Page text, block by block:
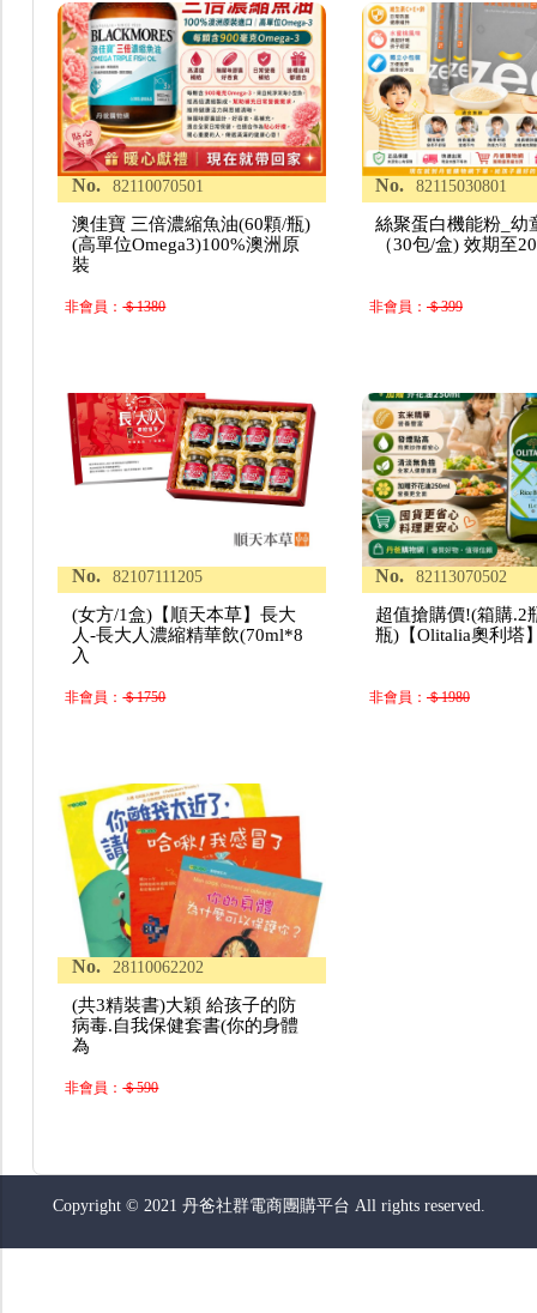
No. 82110070501
澳佳寶 三倍濃縮魚油(60顆/瓶)
(高單位Omega3)100%澳洲原
裝
非會員：＄1380
No. 82115030801
絲聚蛋白機能粉_幼
（30包/盒) 效期至
非會員： ＄399
No. 82107111205
(女方/1盒)【順天本草】長大
人-長大人濃縮精華飲(70ml*8
入
非會員：＄1750
No. 82113070502
超值搶購價!(箱購.2
瓶)【Olitalia奧利塔
非會員： ＄1980
No. 28110062202
(共3精裝書)大穎 給孩子的防
病毒.自我保健套書(你的身體
為
非會員：＄590
Copyright © 2021 丹爸社群電商團購平台 All rights reserved.